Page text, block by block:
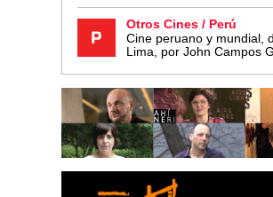
Otros Cines / Perú
Cine peruano y mundial,
Lima, por John Campos